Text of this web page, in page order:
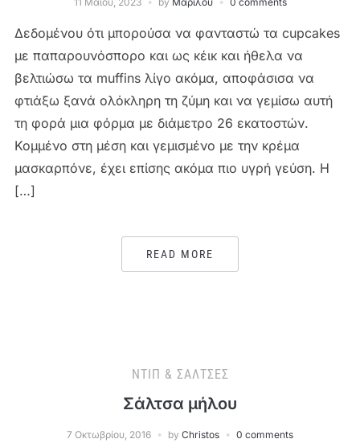
Δεδομένου ότι μπορούσα να φανταστώ τα cupcakes
με παπαρουνόσπορο και ως κέικ και ήθελα να
βελτιώσω τα muffins λίγο ακόμα, αποφάσισα να
φτιάξω ξανά ολόκληρη τη ζύμη και να γεμίσω αυτή
τη φορά μια φόρμα με διάμετρο 26 εκατοστών.
Κομμένο στη μέση και γεμισμένο με την κρέμα
μασκαρπόνε, έχει επίσης ακόμα πιο υγρή γεύση. Η
[…]
READ MORE
ΝΤΙΠ & ΣΆΛΤΣΕΣ
Σάλτσα μήλου
7 Οκτωβρίου, 2016 by Christos 0 comments